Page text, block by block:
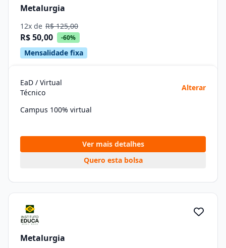
Metalurgia
12x de R$ 125,00
R$ 50,00 -60%
Mensalidade fixa
EaD / Virtual
Técnico
Alterar
Campus 100% virtual
Ver mais detalhes
Quero esta bolsa
Metalurgia